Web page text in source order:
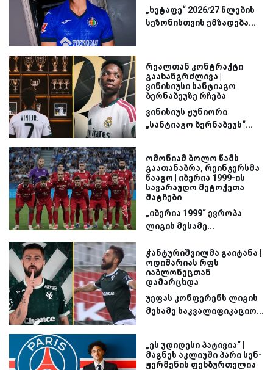
„ხეტაფე“ 2026/27 წლების
სეზონისთვის ემზადება...
რეალთან კონტრაქტი
გაახანგრძლივა |
ვინისიუსი სანტიაგო
ბერნაბეუზე რჩება
ვინისიუს ჟუნიორი
„სანტიაგო ბერნაბეუს“...
ომონიამ ბოლო წამს
გაათანაბრა, რეინჯერსმა
წააგო | იბერია 1999-ის
სავარაუდო მეტოქეთა
მატჩები
„იბერია 1999“ ევროპა
ლიგის მესამე...
ჭანტურიშვილმა გაიტანა |
ოდიშარიას რფს
იაბლონეცთან
დამარცხდა
უეფას კონფერენს ლიგის
მესამე საკვალიფიკაციო...
„ეს უდიდესი პატივია“ |
მაგნეს აკლიუში პარი სენ-
ჟერმენის ფეხბურთელია